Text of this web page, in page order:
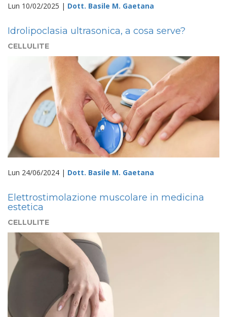
Lun 10/02/2025 | Dott. Basile M. Gaetana
Idrolipoclasia ultrasonica, a cosa serve?
CELLULITE
Lun 24/06/2024 | Dott. Basile M. Gaetana
Elettrostimolazione muscolare in medicina
estetica
CELLULITE